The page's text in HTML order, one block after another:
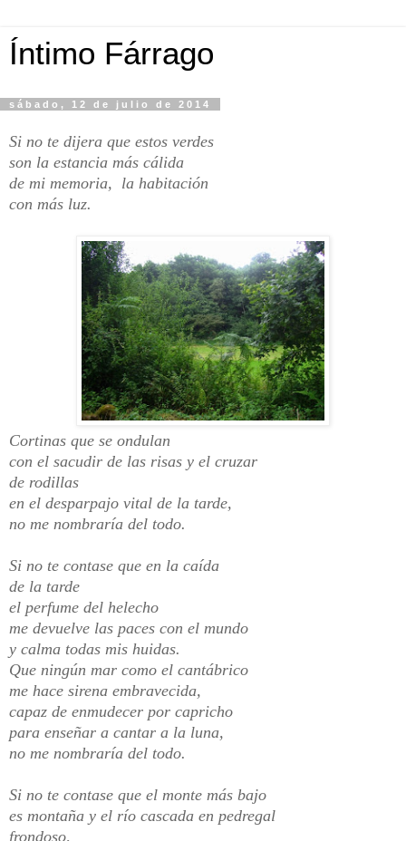
Íntimo Fárrago
sábado, 12 de julio de 2014
Si no te dijera que estos verdes
son la estancia más cálida
de mi memoria, la habitación
con más luz.
Cortinas que se ondulan
con el sacudir de las risas y el cruzar
de rodillas
en el desparpajo vital de la tarde,
no me nombraría del todo.
Si no te contase que en la caída
de la tarde
el perfume del helecho
me devuelve las paces con el mundo
y calma todas mis huidas.
Que ningún mar como el cantábrico
me hace sirena embravecida,
capaz de enmudecer por capricho
para enseñar a cantar a la luna,
no me nombraría del todo.
Si no te contase que el monte más bajo
es montaña y el río cascada en pedregal
frondoso,